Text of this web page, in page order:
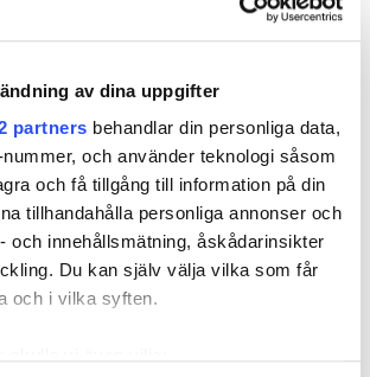
av dina uppgifter
partners behandlar din personliga data,
och använder teknologi såsom
och få tillgång till information på din
tillhandahålla personliga annonser och
och innehållsmätning, åskådarinsikter
Du kan själv välja vilka som får
och i vilka syften.